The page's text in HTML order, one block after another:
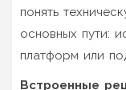
понять
основных пути:
платформ или
Встроенные